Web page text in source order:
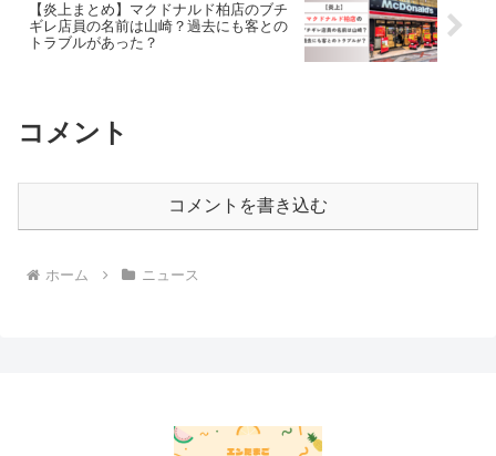
【炎上まとめ】マクドナルド柏店のブチ
ギレ店員の名前は山崎？過去にも客との
トラブルがあった？
コメント
コメントを書き込む
ホーム ニュース